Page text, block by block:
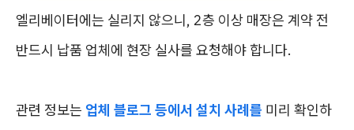
엘리베이터에는 실리지 않으니, 2층 이상 매장은 계약 전
반드시 납품 업체에 현장 실사를 요청해야 합니다.
관련 정보는 업체 블로그 등에서 설치 사례를 미리 확인하